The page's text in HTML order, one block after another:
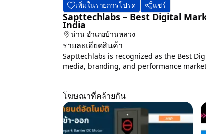
เพิ่มในรายการโปรด แชร์
Sapttechlabs – Best Digital
India
น่าน อำเภอบ้านหลวง
รายละเอียดสินค้า
Sapttechlabs is recognized as the Best
media, branding, and performance
โฆษณาที่คล้ายกัน